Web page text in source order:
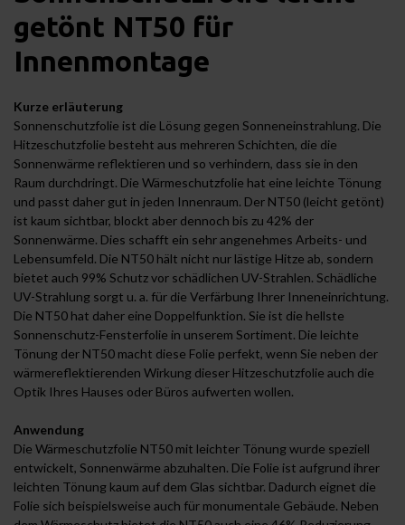
getönt NT50 für
Innenmontage
Kurze erläuterung
Sonnenschutzfolie ist die Lösung gegen Sonneneinstrahlung. Die
Hitzeschutzfolie besteht aus mehreren Schichten, die die
Sonnenwärme reflektieren und so verhindern, dass sie in den
Raum durchdringt. Die Wärmeschutzfolie hat eine leichte Tönung
und passt daher gut in jeden Innenraum. Der NT50 (leicht getönt)
ist kaum sichtbar, blockt aber dennoch bis zu 42% der
Sonnenwärme. Dies schafft ein sehr angenehmes Arbeits- und
Lebensumfeld. Die NT50 hält nicht nur lästige Hitze ab, sondern
bietet auch 99% Schutz vor schädlichen UV-Strahlen. Schädliche
UV-Strahlung sorgt u. a. für die Verfärbung Ihrer Inneneinrichtung.
Die NT50 hat daher eine Doppelfunktion. Sie ist die hellste
Sonnenschutz-Fensterfolie in unserem Sortiment. Die leichte
Tönung der NT50 macht diese Folie perfekt, wenn Sie neben der
wärmereflektierenden Wirkung dieser Hitzeschutzfolie auch die
Optik Ihres Hauses oder Büros aufwerten wollen.
Anwendung
Die Wärmeschutzfolie NT50 mit leichter Tönung wurde speziell
entwickelt, Sonnenwärme abzuhalten. Die Folie ist aufgrund ihrer
leichten Tönung kaum auf dem Glas sichtbar. Dadurch eignet die
Folie sich beispielsweise auch für monumentale Gebäude. Neben